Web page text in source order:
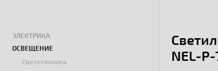
ЭЛЕКТРИКА
ОСВЕЩЕНИЕ
Светотехника
NEL-